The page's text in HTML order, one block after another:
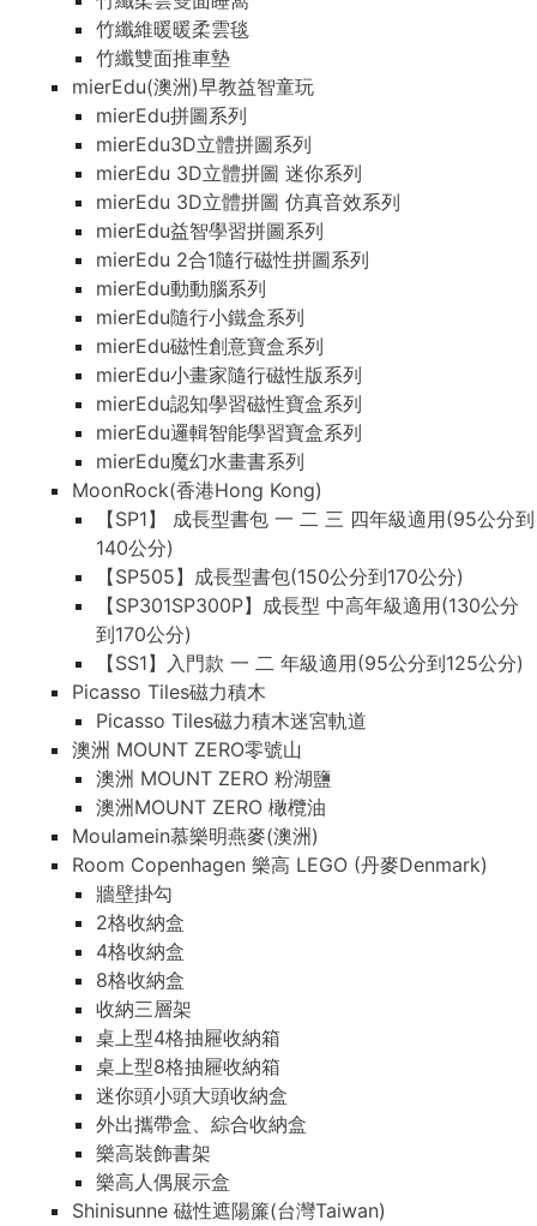
竹纖維暖暖柔雲毯
竹纖雙面推車墊
mierEdu(澳洲)早教益智童玩
mierEdu拼圖系列
mierEdu3D立體拼圖系列
mierEdu 3D立體拼圖 迷你系列
mierEdu 3D立體拼圖 仿真音效系列
mierEdu益智學習拼圖系列
mierEdu 2合1隨行磁性拼圖系列
mierEdu動動腦系列
mierEdu隨行小鐵盒系列
mierEdu磁性創意寶盒系列
mierEdu小畫家隨行磁性版系列
mierEdu認知學習磁性寶盒系列
mierEdu邏輯智能學習寶盒系列
mierEdu魔幻水畫書系列
MoonRock(香港Hong Kong)
【SP1】 成長型書包 一 二 三 四年級適用(95公分到
140公分)
【SP505】成長型書包(150公分到170公分)
【SP301SP300P】成長型 中高年級適用(130公分
到170公分)
【SS1】入門款 一 二 年級適用(95公分到125公分)
Picasso Tiles磁力積木
Picasso Tiles磁力積木迷宮軌道
澳洲 MOUNT ZERO零號山
澳洲 MOUNT ZERO 粉湖鹽
澳洲MOUNT ZERO 橄欖油
Moulamein慕樂明燕麥(澳洲)
Room Copenhagen 樂高 LEGO (丹麥Denmark)
牆壁掛勾
2格收納盒
4格收納盒
8格收納盒
收納三層架
桌上型4格抽屜收納箱
桌上型8格抽屜收納箱
迷你頭小頭大頭收納盒
外出攜帶盒、綜合收納盒
樂高裝飾書架
樂高人偶展示盒
Shinisunne 磁性遮陽簾(台灣Taiwan)